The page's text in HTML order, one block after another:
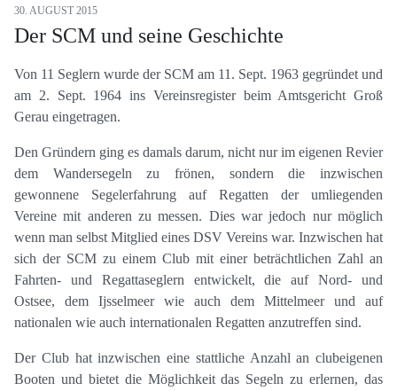
30. AUGUST 2015
Der SCM und seine Geschichte
Von 11 Seglern wurde der SCM am 11. Sept. 1963 gegründet und
am 2. Sept. 1964 ins Vereinsregister beim Amtsgericht Groß
Gerau eingetragen.
Den Gründern ging es damals darum, nicht nur im eigenen Revier
dem Wandersegeln zu frönen, sondern die inzwischen
gewonnene Segelerfahrung auf Regatten der umliegenden
Vereine mit anderen zu messen. Dies war jedoch nur möglich
wenn man selbst Mitglied eines DSV Vereins war. Inzwischen hat
sich der SCM zu einem Club mit einer beträchtlichen Zahl an
Fahrten- und Regattaseglern entwickelt, die auf Nord- und
Ostsee, dem Ijsselmeer wie auch dem Mittelmeer und auf
nationalen wie auch internationalen Regatten anzutreffen sind.
Der Club hat inzwischen eine stattliche Anzahl an clubeigenen
Booten und bietet die Möglichkeit das Segeln zu erlernen, das